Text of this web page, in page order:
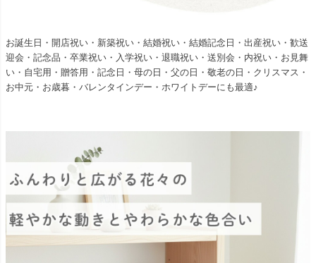
お誕生日・開店祝い・新築祝い・結婚祝い・結婚記念日・出産祝い・歓送
迎会・記念品・卒業祝い・入学祝い・退職祝い・送別会・内祝い・お見舞
い・自宅用・贈答用・記念日・母の日・父の日・敬老の日・クリスマス・
お中元・お歳暮・バレンタインデー・ホワイトデーにも最適♪